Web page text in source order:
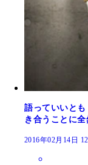
語っていいと
き合うことに
2016年02月14日